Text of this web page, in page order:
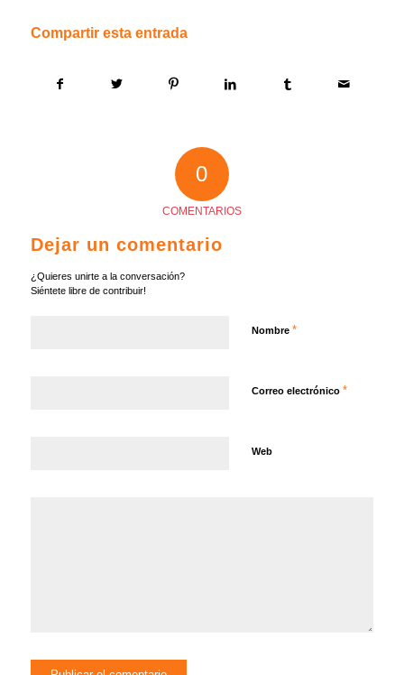
Compartir esta entrada
0
COMENTARIOS
Dejar un comentario
¿Quieres unirte a la conversación?
Siéntete libre de contribuir!
Nombre *
Correo electrónico *
Web